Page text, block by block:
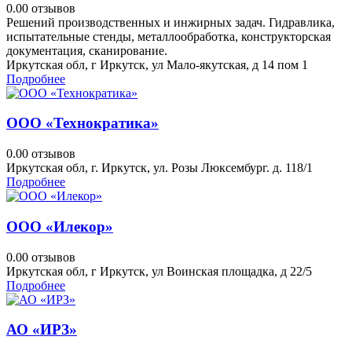
0.00 отзывов
Решений производственных и инжирных задач. Гидравлика,
испытательные стенды, металлообработка, конструкторская
документация, сканирование.
Иркутская обл, г Иркутск, ул Мало-якутская, д 14 пом 1
Подробнее
ООО «Технократика»
0.00 отзывов
Иркутская обл, г. Иркутск, ул. Розы Люксембург. д. 118/1
Подробнее
ООО «Илекор»
0.00 отзывов
Иркутская обл, г Иркутск, ул Воинская площадка, д 22/5
Подробнее
АО «ИРЗ»